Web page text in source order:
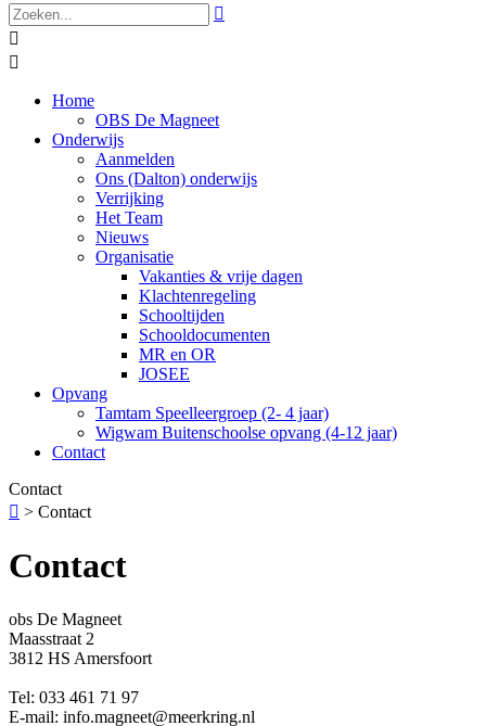



Home
OBS De Magneet
Onderwijs
Aanmelden
Ons (Dalton) onderwijs
Verrijking
Het Team
Nieuws
Organisatie
Vakanties & vrije dagen
Klachtenregeling
Schooltijden
Schooldocumenten
MR en OR
JOSEE
Opvang
Tamtam Speelleergroep (2- 4 jaar)
Wigwam Buitenschoolse opvang (4-12 jaar)
Contact
Contact
 > Contact
Contact
obs De Magneet
Maasstraat 2
3812 HS Amersfoort
Tel: 033 461 71 97
E-mail: info.magneet@meerkring.nl